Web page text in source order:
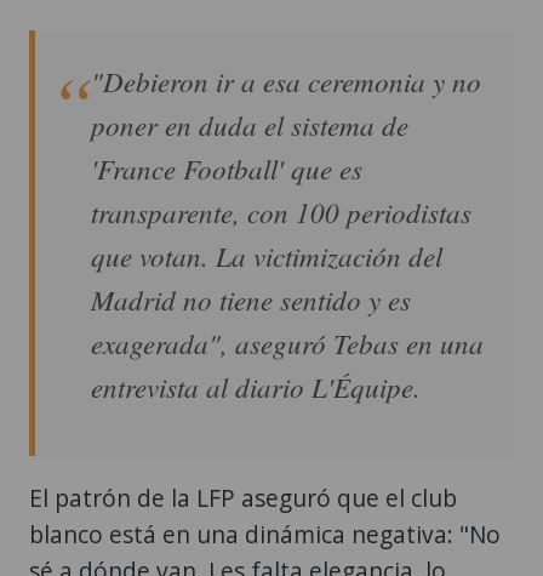
"Debieron ir a esa ceremonia y no
poner en duda el sistema de
'France Football' que es
transparente, con 100 periodistas
que votan. La victimización del
Madrid no tiene sentido y es
exagerada", aseguró Tebas en una
entrevista al diario L'Équipe.
El patrón de la LFP aseguró que el club
blanco está en una dinámica negativa: "No